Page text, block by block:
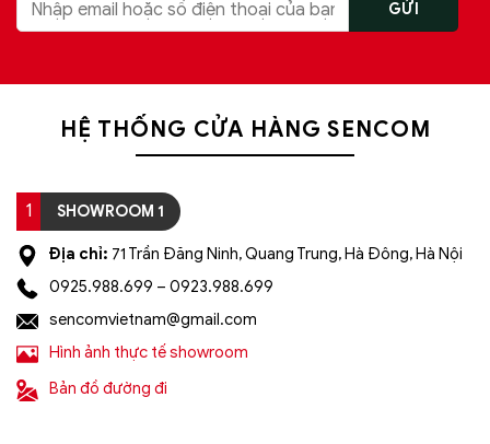
HỆ THỐNG CỬA HÀNG SENCOM
1 SHOWROOM 1
Địa chỉ: 71 Trần Đăng Ninh, Quang Trung, Hà Đông, Hà Nội
0925.988.699 – 0923.988.699
sencomvietnam@gmail.com
Hình ảnh thực tế showroom
Bản đồ đường đi